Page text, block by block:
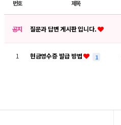
번호 제목
공지 질문과 답변 게시판 입니다.
1 현금영수증 발급 방법 1